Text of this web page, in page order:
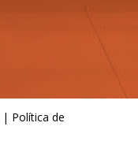
| Política de